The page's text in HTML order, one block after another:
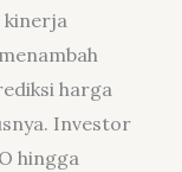
kinerja
harga
Investor
hingga